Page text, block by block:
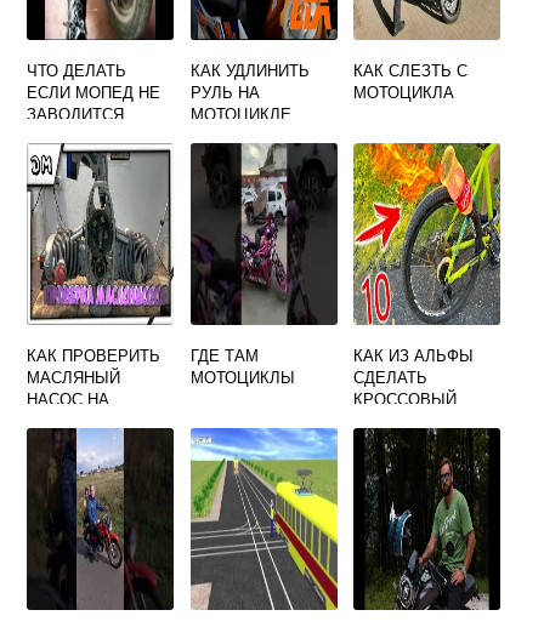
ЧТО ДЕЛАТЬ
ЕСЛИ МОПЕД НЕ
ЗАВОДИТСЯ
КАК УДЛИНИТЬ
РУЛЬ НА
МОТОЦИКЛЕ
КАК СЛЕЗТЬ С
МОТОЦИКЛА
КАК ПРОВЕРИТЬ
МАСЛЯНЫЙ
НАСОС НА
УРАЛ
ГДЕ ТАМ
МОТОЦИКЛЫ
КАК ИЗ АЛЬФЫ
СДЕЛАТЬ
КРОССОВЫЙ
СВОИМИ РУКАМИ